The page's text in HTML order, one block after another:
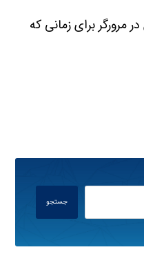
مرورگر برای زمانی که
جستجو